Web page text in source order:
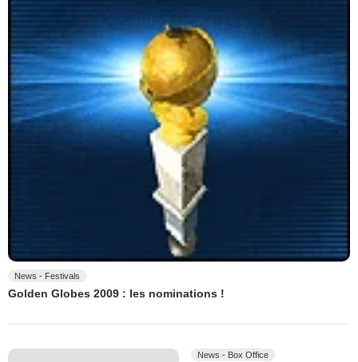
News - Festivals
Golden Globes 2009 : les nominations !
News - Box Office